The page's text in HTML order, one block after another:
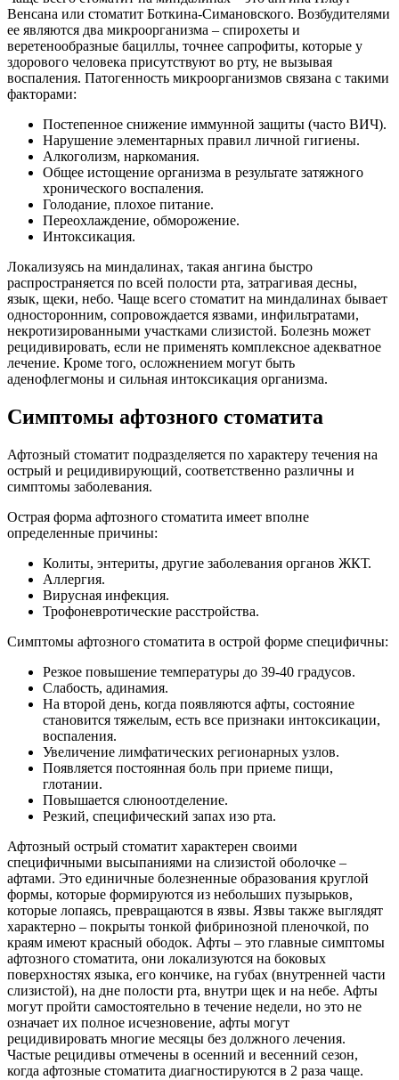
Венсана или стоматит Боткина-Симановского. Возбудителями
ее являются два микроорганизма – спирохеты и
веретенообразные бациллы, точнее сапрофиты, которые у
здорового человека присутствуют во рту, не вызывая
воспаления. Патогенность микроорганизмов связана с такими
факторами:
Постепенное снижение иммунной защиты (часто ВИЧ).
Нарушение элементарных правил личной гигиены.
Алкоголизм, наркомания.
Общее истощение организма в результате затяжного
хронического воспаления.
Голодание, плохое питание.
Переохлаждение, обморожение.
Интоксикация.
Локализуясь на миндалинах, такая ангина быстро
распространяется по всей полости рта, затрагивая десны,
язык, щеки, небо. Чаще всего стоматит на миндалинах бывает
односторонним, сопровождается язвами, инфильтратами,
некротизированными участками слизистой. Болезнь может
рецидивировать, если не применять комплексное адекватное
лечение. Кроме того, осложнением могут быть
аденофлегмоны и сильная интоксикация организма.
Симптомы афтозного стоматита
Афтозный стоматит подразделяется по характеру течения на
острый и рецидивирующий, соответственно различны и
симптомы заболевания.
Острая форма афтозного стоматита имеет вполне
определенные причины:
Колиты, энтериты, другие заболевания органов ЖКТ.
Аллергия.
Вирусная инфекция.
Трофоневротические расстройства.
Симптомы афтозного стоматита в острой форме специфичны:
Резкое повышение температуры до 39-40 градусов.
Слабость, адинамия.
На второй день, когда появляются афты, состояние
становится тяжелым, есть все признаки интоксикации,
воспаления.
Увеличение лимфатических регионарных узлов.
Появляется постоянная боль при приеме пищи,
глотании.
Повышается слюноотделение.
Резкий, специфический запах изо рта.
Афтозный острый стоматит характерен своими
специфичными высыпаниями на слизистой оболочке –
афтами. Это единичные болезненные образования круглой
формы, которые формируются из небольших пузырьков,
которые лопаясь, превращаются в язвы. Язвы также выглядят
характерно – покрыты тонкой фибринозной пленочкой, по
краям имеют красный ободок. Афты – это главные симптомы
афтозного стоматита, они локализуются на боковых
поверхностях языка, его кончике, на губах (внутренней части
слизистой), на дне полости рта, внутри щек и на небе. Афты
могут пройти самостоятельно в течение недели, но это не
означает их полное исчезновение, афты могут
рецидивировать многие месяцы без должного лечения.
Частые рецидивы отмечены в осенний и весенний сезон,
когда афтозные стоматита диагностируются в 2 раза чаще.